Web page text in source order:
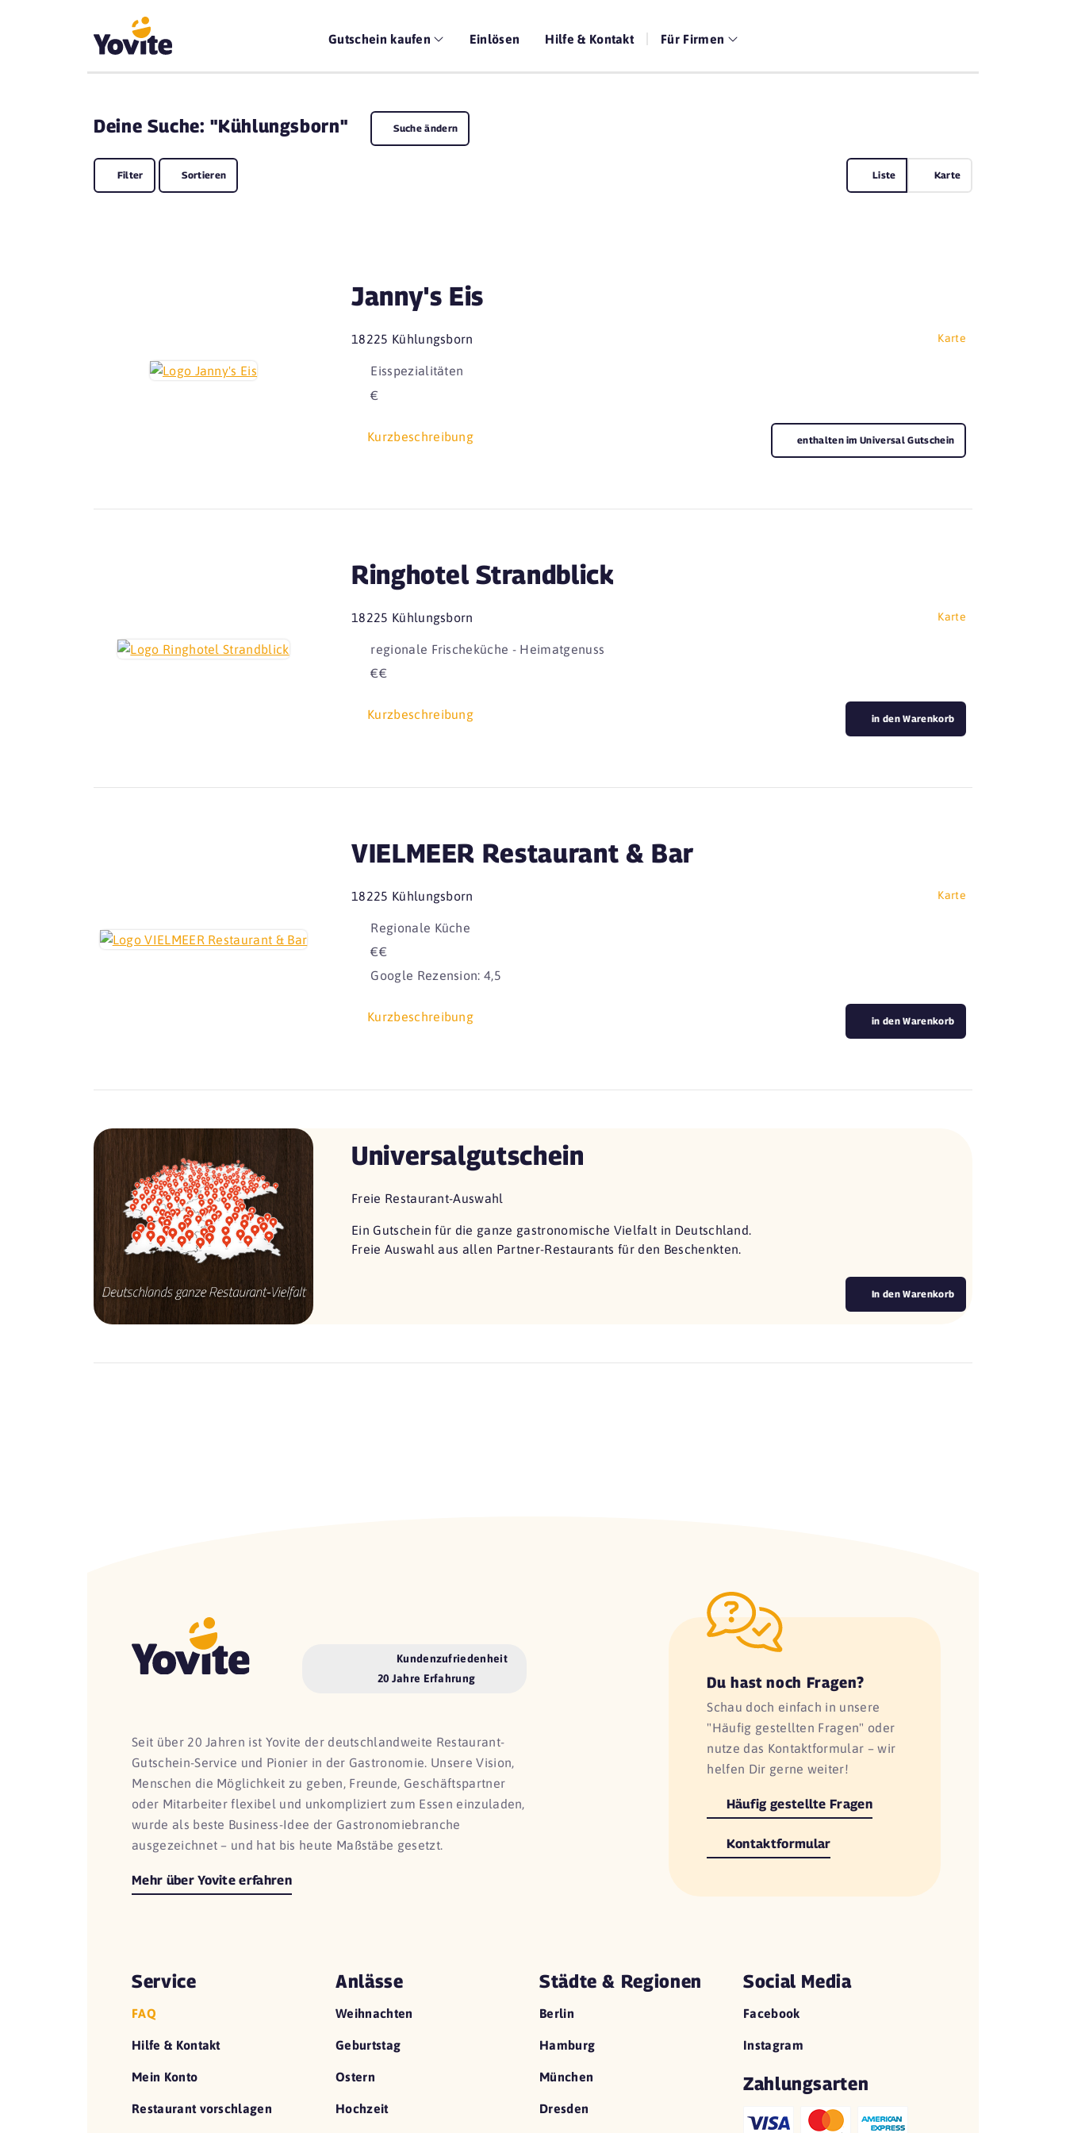
Gutschein kaufen Einlösen Hilfe & Kontakt Für Firmen
Deine Suche: "Kühlungsborn" Suche ändern
Filter Sortieren Liste Karte
Janny's Eis
18225 Kühlungsborn Karte
Eisspezialitäten
€
Kurzbeschreibung enthalten im Universal Gutschein
Ringhotel Strandblick
18225 Kühlungsborn Karte
regionale Frischeküche - Heimatgenuss
€€
Kurzbeschreibung in den Warenkorb
VIELMEER Restaurant & Bar
18225 Kühlungsborn Karte
Regionale Küche
€€
Google Rezension: 4,5
Kurzbeschreibung in den Warenkorb
Universalgutschein
Freie Restaurant-Auswahl
Ein Gutschein für die ganze gastronomische Vielfalt in Deutschland.
Freie Auswahl aus allen Partner-Restaurants für den Beschenkten.
In den Warenkorb
Kundenzufriedenheit
20 Jahre Erfahrung
Seit über 20 Jahren ist Yovite der deutschlandweite Restaurant-
Gutschein-Service und Pionier in der Gastronomie. Unsere Vision,
Menschen die Möglichkeit zu geben, Freunde, Geschäftspartner
oder Mitarbeiter flexibel und unkompliziert zum Essen einzuladen,
wurde als beste Business-Idee der Gastronomiebranche
ausgezeichnet – und hat bis heute Maßstäbe gesetzt.
Mehr über Yovite erfahren
Du hast noch Fragen?
Schau doch einfach in unsere
"Häufig gestellten Fragen" oder
nutze das Kontaktformular – wir
helfen Dir gerne weiter!
Häufig gestellte Fragen
Kontaktformular
Service
FAQ
Hilfe & Kontakt
Mein Konto
Restaurant vorschlagen
Anlässe
Weihnachten
Geburtstag
Ostern
Hochzeit
Städte & Regionen
Berlin
Hamburg
München
Dresden
Social Media
Facebook
Instagram
Zahlungsarten